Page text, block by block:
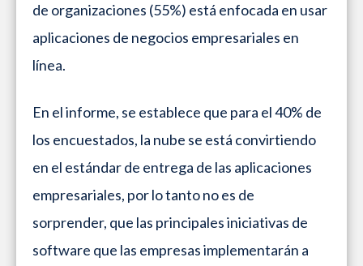
de organizaciones (55%) está enfocada en usar
aplicaciones de negocios empresariales en
línea.
En el informe, se establece que para el 40% de
los encuestados, la nube se está convirtiendo
en el estándar de entrega de las aplicaciones
empresariales, por lo tanto no es de
sorprender, que las principales iniciativas de
software que las empresas implementarán a